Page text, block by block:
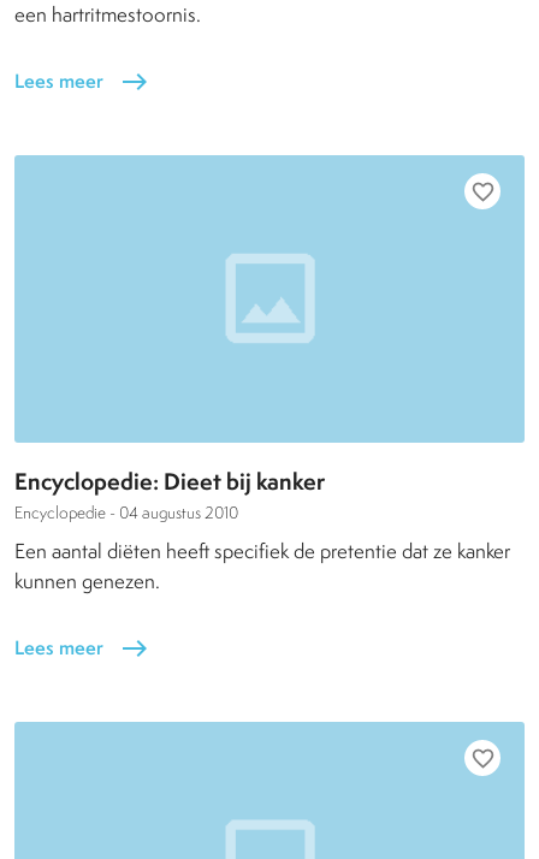
een hartritmestoornis.
Lees meer east
favorite_border
Encyclopedie: Dieet bij kanker
Encyclopedie - 04 augustus 2010
Een aantal diëten heeft specifiek de pretentie dat ze kanker
kunnen genezen.
Lees meer east
favorite_border